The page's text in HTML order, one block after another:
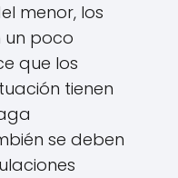
menor, los
un poco
que los
tienen
se deben